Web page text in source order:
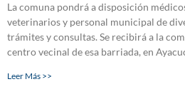
La comuna pondrá a disposición
veterinarios y personal municipal de
trámites y consultas. Se recibirá a la
centro vecinal de esa barriada, en
Leer Más >>